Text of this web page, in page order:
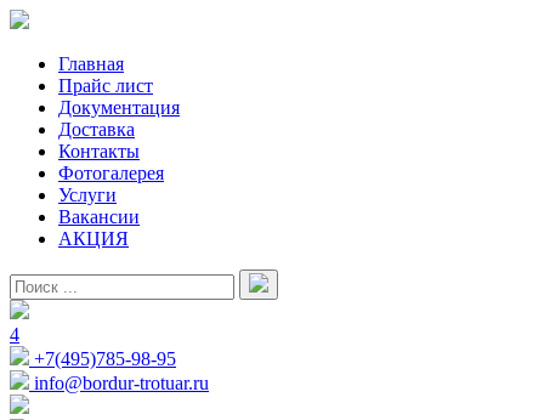
Главная
Прайс лист
Документация
Доставка
Контакты
Фотогалерея
Услуги
Вакансии
АКЦИЯ
4
+7(495)785-98-95
info@bordur-trotuar.ru